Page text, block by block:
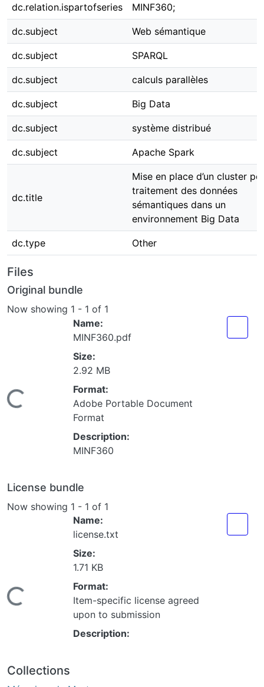
dc.subject
Web sémantique
dc.subject
SPARQL
dc.subject
calculs parallèles
dc.subject
Big Data
dc.subject
système distribué
dc.subject
Apache Spark
Mise en place d’un cluster pour le
traitement des données
dans un environnement Big Data
Other
Files
Now showing
Name:
MINF360.pdf
Size:
2.92 MB
Format:
Adobe Portable Document
Format
Description:
MINF360
License bundle
Name:
license.txt
Size:
1.71 KB
Format:
Item-specific license agreed upon
to submission
Description: